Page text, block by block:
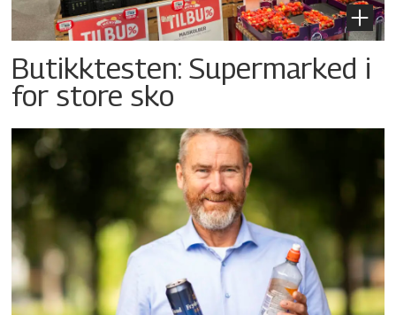
Butikktesten: Supermarked i
for store sko